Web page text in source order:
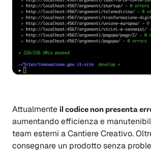
Attualmente il codice non presenta
aumentando efficienza e
team esterni a Cantiere Creativo.
consegnare un prodotto senza